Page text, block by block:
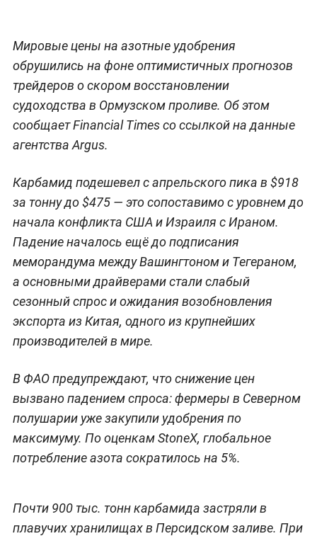
Мировые цены на азотные удобрения
обрушились на фоне оптимистичных прогнозов
трейдеров о скором восстановлении
судоходства в Ормузском проливе. Об этом
сообщает Financial Times со ссылкой на данные
агентства Argus.
Карбамид подешевел с апрельского пика в $918
за тонну до $475 — это сопоставимо с уровнем до
начала конфликта США и Израиля с Ираном.
Падение началось ещё до подписания
меморандума между Вашингтоном и Тегераном,
а основными драйверами стали слабый
сезонный спрос и ожидания возобновления
экспорта из Китая, одного из крупнейших
производителей в мире.
В ФАО предупреждают, что снижение цен
вызвано падением спроса: фермеры в Северном
полушарии уже закупили удобрения по
максимуму. По оценкам StoneX, глобальное
потребление азота сократилось на 5%.
Почти 900 тыс. тонн карбамида застряли в
плавучих хранилищах в Персидском заливе. При